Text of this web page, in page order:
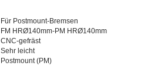
Für Postmount-Bremsen
FM HRØ140mm-PM HRØ140mm
CNC-gefräst
Sehr leicht
Postmount (PM)